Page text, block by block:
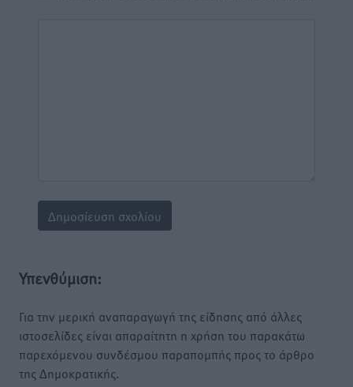
Υπενθύμιση:
Για την μερική αναπαραγωγή της είδησης από άλλες
ιστοσελίδες είναι απαραίτητη η χρήση του παρακάτω
παρεχόμενου συνδέσμου παραπομπής προς το άρθρο
της Δημοκρατικής.